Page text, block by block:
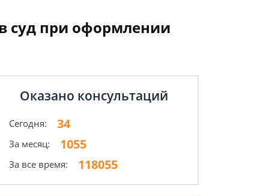
суд при оформлении
Оказано консультаций
Сегодня: 34
За месяц: 1055
За все время: 118055